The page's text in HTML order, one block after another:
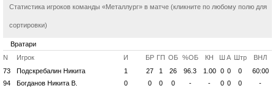
Статистика игроков команды «Металлург» в матче (кликните по любому полю для
сортировки)
Вратари
N
Игрок И БР ГП ОБ %ОБ КН Ш А Штр
ВНЛ
73
Подскребалин Никита 1 27 1 26 96.3 1.00 0 0 0
60:00
94
Богданов Никита В. 0 0 0 0 - - 0 0 0 -